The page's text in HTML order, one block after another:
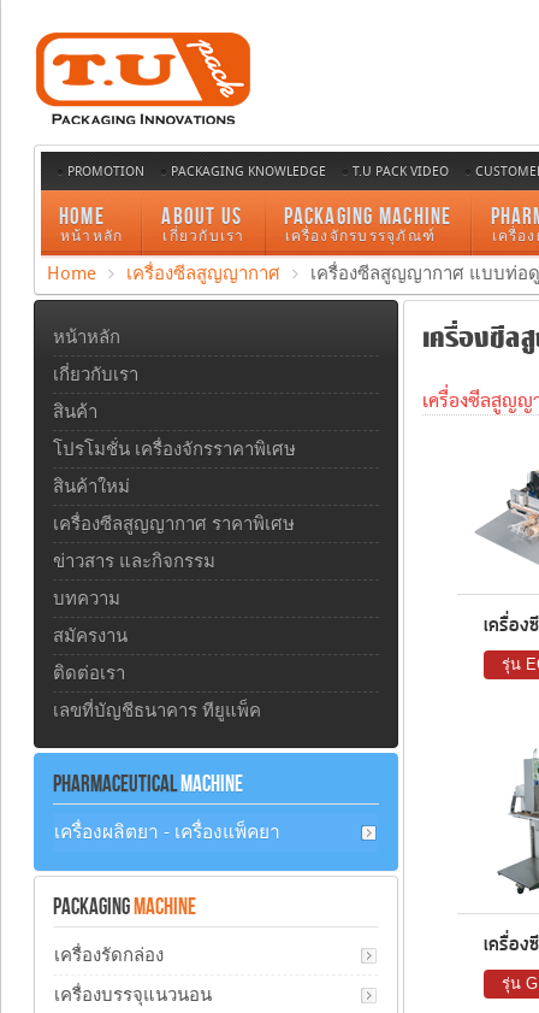
PROMOTION PACKAGING KNOWLEDGE T.U PACK VIDEO
HOME
หน้าหลัก
ABOUT US
เกี่ยวกับเรา
PACKAGING MACHINE
เครื่องจักรบรรจุภัณฑ์ เครื่อ
Home เครื่องซีลสูญญากาศ เครื่องซีลสูญญากาศ แบบท่อ
เครื่องซี
เครื่องซีลสูญ
เครื่อ
รุ่น
เครื่อ
รุ่น
หน้าหลัก
เกี่ยวกับเรา
สินค้า
โปรโมชั่น เครื่องจักรราคาพิเศษ
สินค้าใหม่
เครื่องซีลสูญญากาศ ราคาพิเศษ
ข่าวสาร และกิจกรรม
บทความ
สมัครงาน
ติดต่อเรา
เลขที่บัญชีธนาคาร ทียูแพ็ค
PHARMACEUTICALMACHINE
เครื่องผลิตยา - เครื่องแพ็คยา
PACKAGING MACHINE
เครื่องรัดกล่อง
เครื่องบรรจุแนวนอน